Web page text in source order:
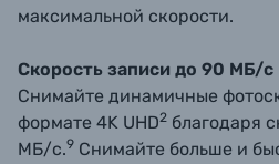
максимальной скорости.
Скорость записи до 90 МБ/с
Снимайте динамичные
формате 4K UHD2 благодаря
МБ/с.9 Снимайте больше и